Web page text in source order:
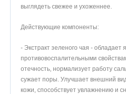
выглядеть свежее и ухоженнее.
Действующие компоненты:
- Экстракт зеленого чая - обладает
противовоспалительными
отечность, нормализует работу
сужает поры. Улучшает внешний
кожи, способствует увлажнению и